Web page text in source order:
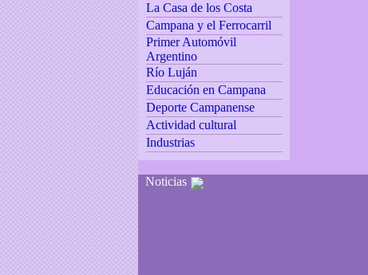
La Casa de los Costa
Campana y el Ferrocarril
Primer Automóvil
Argentino
Río Luján
Educación en Campana
Deporte Campanense
Actividad cultural
Industrias
Noticias